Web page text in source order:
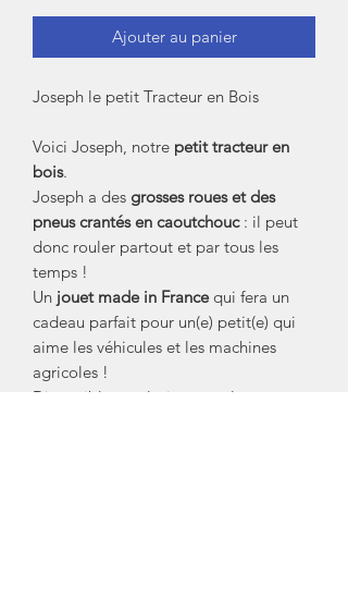
Ajouter au panier
Joseph le petit Tracteur en Bois
Voici Joseph, notre petit tracteur en
bois.
Joseph a des grosses roues et des
pneus crantés en caoutchouc: il peut
donc rouler partout et par tous les
temps !
Un jouet made in Francequi fera un
cadeau parfait pour un(e) petit(e) qui
aime les véhicules et les machines
agricoles !
Disponible en plusieurs couleurs :